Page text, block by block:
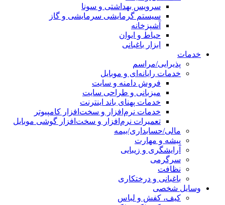
سرویس بهداشتی و سونا
سیستم گرمایشی سرمایشی و گاز
آشپزخانه
حیاط و ایوان
ابزار باغبانی
خدمات
پذیرایی/مراسم
خدمات رایانه‌ای و موبایل
فروش دامنه و سایت
میزبانی و طراحی سایت
خدمات پهنای باند اینترنت
خدمات نرم‌افزار و سخت‌افزار کامپیوتر
تعمیرات نرم‌افزار و سخت‌افزار گوشی موبایل
مالی/حسابداری/بیمه
پیشه و مهارت
آرایشگری و زیبایی
سرگرمی
نظافت
باغبانی و درختکاری
وسایل شخصی
کیف، کفش و لباس